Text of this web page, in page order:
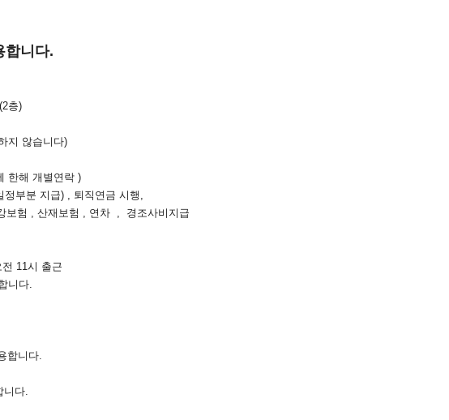
합니다.
층)
지 않습니다)
한해 개별연락 )
부분 지급) , 퇴직연금 시행,
보험 , 산재보험 , 연차 , 경조사비지급
출근
다.
합니다.
니다.